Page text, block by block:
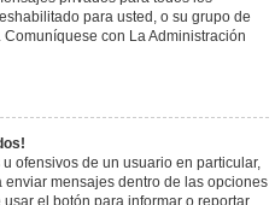
para usted, o su grupo de
con La Administración
ofensivos de un usuario en particular,
mensajes dentro de las opciones
el botón para informar o reportar